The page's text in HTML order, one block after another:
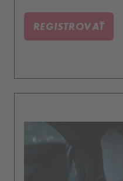
REGISTROVAŤ